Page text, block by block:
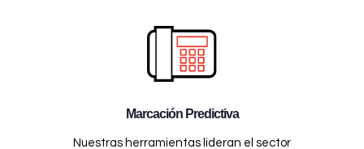
Marcación Predictiva
Nuestras herramientas lideran el sector